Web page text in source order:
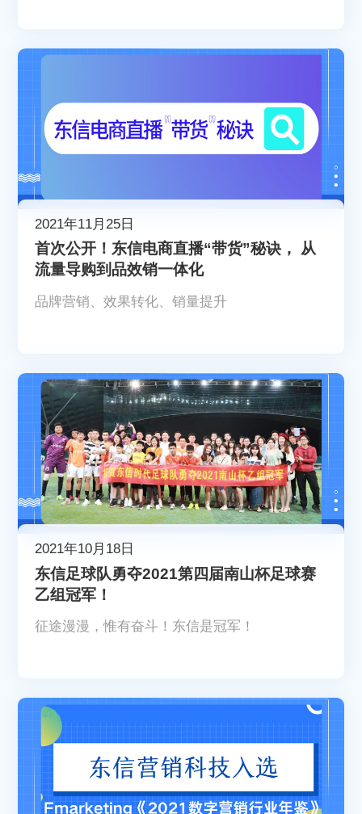
2021年11月25日
首次公开！东信电商直播“带货”秘诀， 从
流量导购到品效销一体化
品牌营销、效果转化、销量提升
2021年10月18日
东信足球队勇夺2021第四届南山杯足球赛
乙组冠军！
征途漫漫，惟有奋斗！东信是冠军！